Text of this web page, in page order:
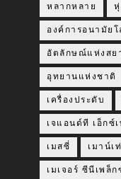
หลากหลาย
องค์การอนามัยโ
อัตลักษณ์แห่งสย
อุทยานแห่งชาติ
เครื่องประดับ
เจแอนด์ที เอ็กซ์
เมสซี่ เมาน์เ
เมเจอร์ ซีนีเพล็ก